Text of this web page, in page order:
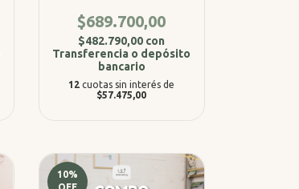
$689.700,00
$482.790,00 con
Transferencia o depósito
bancario
12 cuotas sin interés de
$57.475,00
10%
OFF